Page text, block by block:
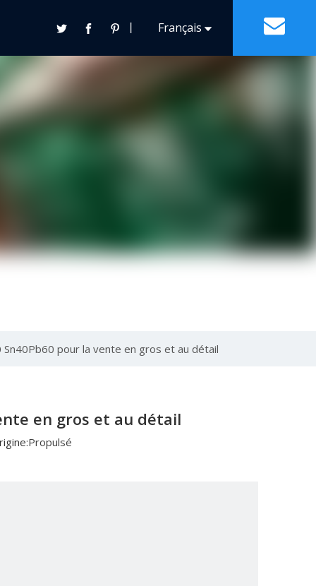
丨 Français
pour la vente en gros et au détail
en gros et au détail
Propulsé